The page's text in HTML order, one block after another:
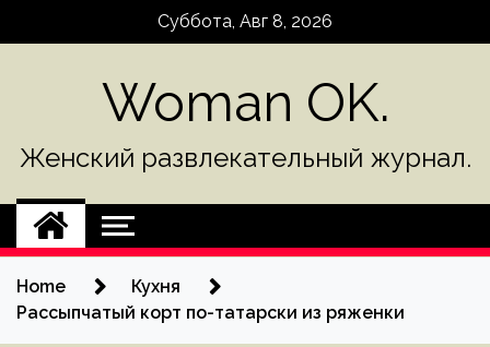
Суббота, Авг 8, 2026
Woman OK.
Женский развлекательный журнал.
Home
Кухня
Рассыпчатый корт по-татарски из ряженки